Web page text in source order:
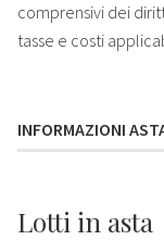
comprensivi dei
tasse e costi
INFORMAZIONI
Lotti in asta